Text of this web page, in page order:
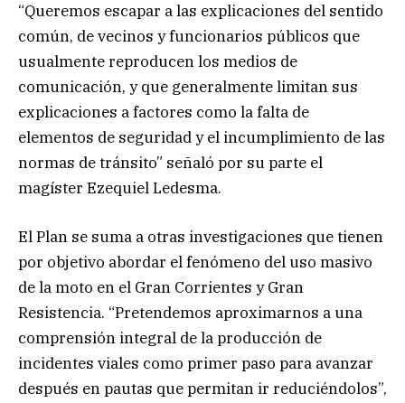
“Queremos escapar a las explicaciones del sentido
común, de vecinos y funcionarios públicos que
usualmente reproducen los medios de
comunicación, y que generalmente limitan sus
explicaciones a factores como la falta de
elementos de seguridad y el incumplimiento de las
normas de tránsito” señaló por su parte el
magíster Ezequiel Ledesma.
El Plan se suma a otras investigaciones que tienen
por objetivo abordar el fenómeno del uso masivo
de la moto en el Gran Corrientes y Gran
Resistencia. “Pretendemos aproximarnos a una
comprensión integral de la producción de
incidentes viales como primer paso para avanzar
después en pautas que permitan ir reduciéndolos”,